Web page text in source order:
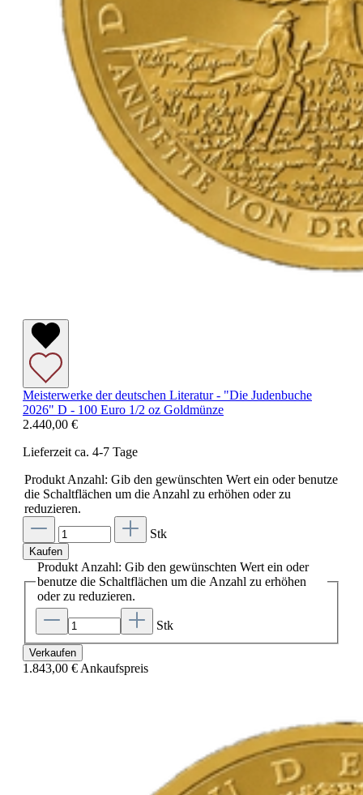
Meisterwerke der deutschen Literatur - "Die Judenbuche
2026" D - 100 Euro 1/2 oz Goldmünze
2.440,00 €
Lieferzeit ca. 4-7 Tage
Produkt Anzahl: Gib den gewünschten Wert ein oder benutze
die Schaltflächen um die Anzahl zu erhöhen oder zu
reduzieren.
Stk
Kaufen
Produkt Anzahl: Gib den gewünschten Wert ein oder
benutze die Schaltflächen um die Anzahl zu erhöhen
oder zu reduzieren.
Stk
Verkaufen
1.843,00 €Ankaufspreis